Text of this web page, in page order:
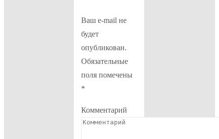
Ваш e-mail не
будет
опубликован.
Обязательные
поля помечены
*
Комментарий